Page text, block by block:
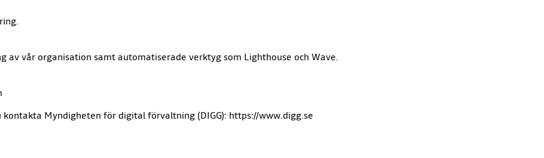
vår organisation samt automatiserade verktyg som Lighthouse och Wave.
Myndigheten för digital förvaltning (DIGG): https://www.digg.se